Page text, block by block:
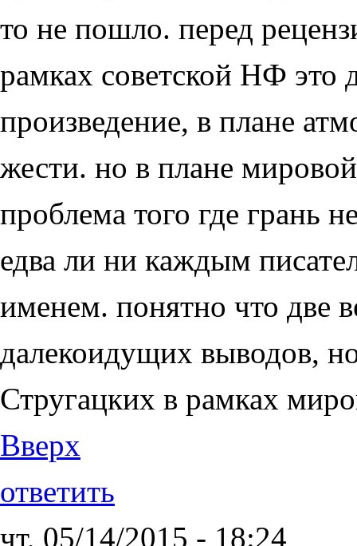
то не пошло. перед
рамках советской НФ это
произведение, в плане
жести. но в плане
проблема того где грань
едва ли ни каждым
именем. понятно что две
далекоидущих выводов,
Стругацких в рамках
Вверх
ответить
чт, 05/14/2015 - 18:24